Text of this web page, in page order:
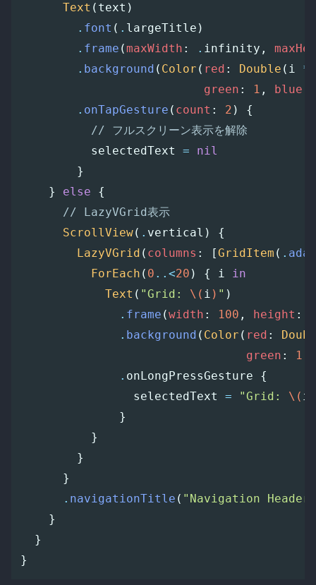
Text ( text )
. font ( . largeTitle )
. frame (maxWidth : . infinity ,
. background ( Color ( red : Double ( i
*
green : 1 , blue
. onTapGesture ( count : 2 )
{
// フルスクリーン表示を解除
selectedText
=
nil
}
}
else
{
// LazyVGrid表示
ScrollView( . vertical )
{
LazyVGrid ( columns : [GridItem ( .
ForEach ( 0 ..<20 ) { i
in
Text ( "Grid: \( i ) " )
. frame (width : 100 , height :
. background ( Color ( red :
green : 1
. onLongPressGesture
{
selectedText
= "Grid: \( i
}
}
}
}
. navigationTitle ( "Navigation Header"
}
}
}